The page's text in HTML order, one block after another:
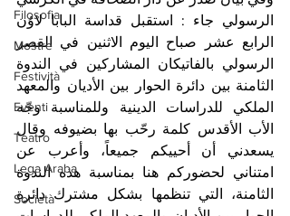
Filosofia
Mostre
Festività
Eventi
Teatro
Lega Araba
Società
الرسولي جاء : استقبل قداسة البابا لاوُن
الرابع عشر صباح اليوم الاثنين في القصر
الثامنة بين دائرة الحوار بين الأديان والمعهد
الملكي للدراسات الدينية وللمناسبة وجّه
امتناني لحضوركم هنا بمناسبة هذه الندوة
الثامنة، التي تنظمها بشكل مشترك دائرة